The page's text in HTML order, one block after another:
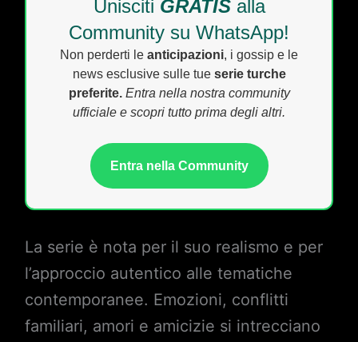
Unisciti GRATISalla
Community su WhatsApp!
Non perderti le anticipazioni, i gossip e le
news esclusive sulle tue serie turche
preferite. Entra nella nostra community
ufficiale e scopri tutto prima degli altri.
Entra nella Community
La serie è nota per il suo realismo e per
l’approccio autentico alle tematiche
contemporanee. Emozioni, conflitti
familiari, amori e amicizie si intrecciano